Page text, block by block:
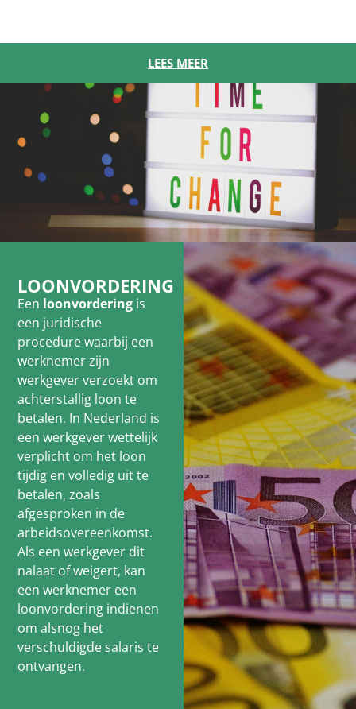
LEES MEER
LOONVORDERING
Een loonvordering is
een juridische
procedure waarbij een
werknemer zijn
werkgever verzoekt om
achterstallig loon te
betalen. In Nederland is
een werkgever wettelijk
verplicht om het loon
tijdig en volledig uit te
betalen, zoals
afgesproken in de
arbeidsovereenkomst.
Als een werkgever dit
nalaat of weigert, kan
een werknemer een
loonvordering indienen
om alsnog het
verschuldigde salaris te
ontvangen.